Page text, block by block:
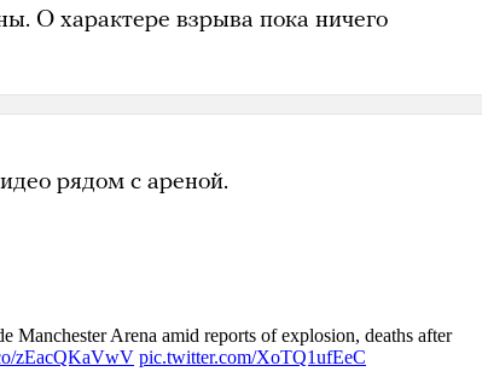
О характере взрыва пока ничего
рядом с ареной.